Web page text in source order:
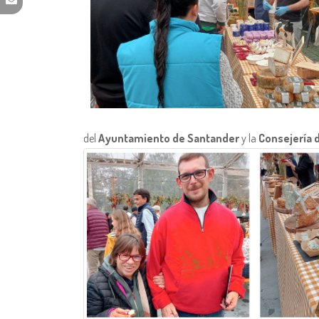
del Ayuntamiento de Santandery la Consejería